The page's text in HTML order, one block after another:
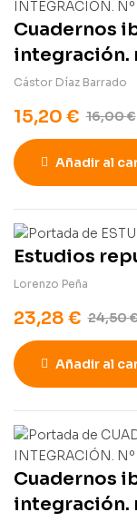
Cuadernos
integración.
Cástor Díaz Barrado
16,00€
15,20 €
Añadir al
Estudios
Lorenzo Peña
24,50
23,28 €
Añadir al
Cuadernos
integración.